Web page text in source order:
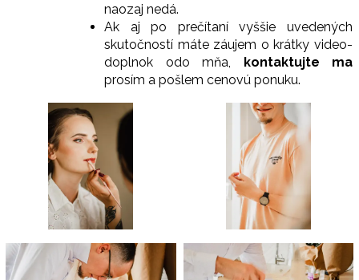
naozaj nedá.
Ak aj po prečítaní vyššie uvedených
skutočností máte záujem o krátky video-
doplnok odo mňa, kontaktujte ma
prosím a pošlem cenovú ponuku.